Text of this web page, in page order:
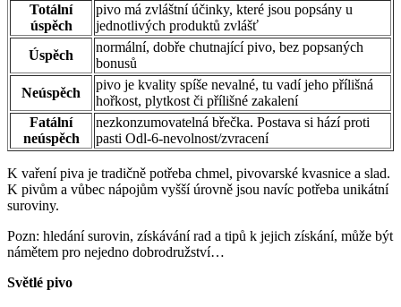
Totální
úspěch
pivo má zvláštní účinky, které jsou popsány u
jednotlivých produktů zvlášť
Úspěch
normální, dobře chutnající pivo, bez popsaných
bonusů
Neúspěch
pivo je kvality spíše nevalné, tu vadí jeho přílišná
hořkost, plytkost či přílišné zakalení
Fatální
neúspěch
nezkonzumovatelná břečka. Postava si hází proti
pasti Odl-6-nevolnost/zvracení
K vaření piva je tradičně potřeba chmel, pivovarské kvasnice a slad.
K pivům a vůbec nápojům vyšší úrovně jsou navíc potřeba unikátní
suroviny.
Pozn: hledání surovin, získávání rad a tipů k jejich získání, může být
námětem pro nejedno dobrodružství…
Světlé pivo